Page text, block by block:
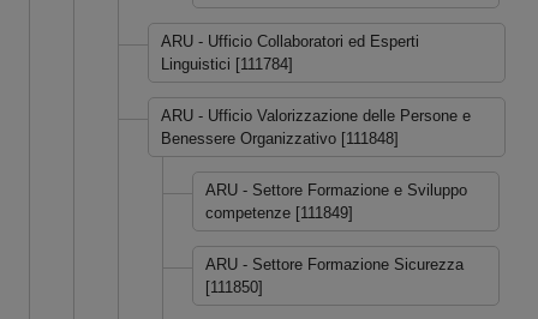
ARU - Ufficio Collaboratori ed Esperti
Linguistici [111784]
ARU - Ufficio Valorizzazione delle Persone e
Benessere Organizzativo [111848]
ARU - Settore Formazione e Sviluppo
competenze [111849]
ARU - Settore Formazione Sicurezza
[111850]